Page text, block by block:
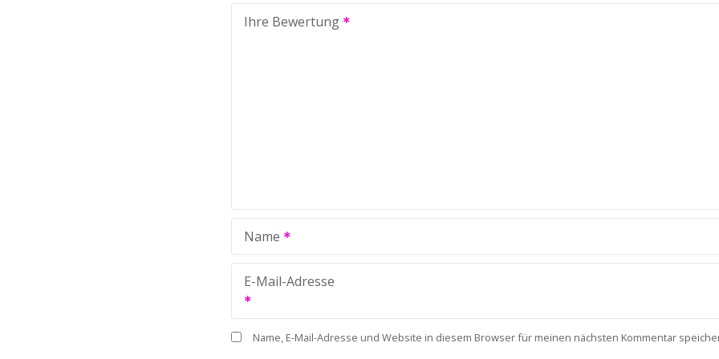
Ihre Bewertung
Name
E-Mail-Adresse
Name, E-Mail-Adresse und Website in diesem Browser für meinen nächsten Kommentar